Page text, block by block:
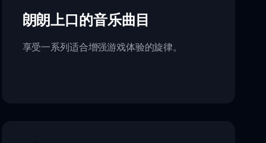
朗朗上口的音乐曲目
享受一系列适合增强游戏体验的旋律。